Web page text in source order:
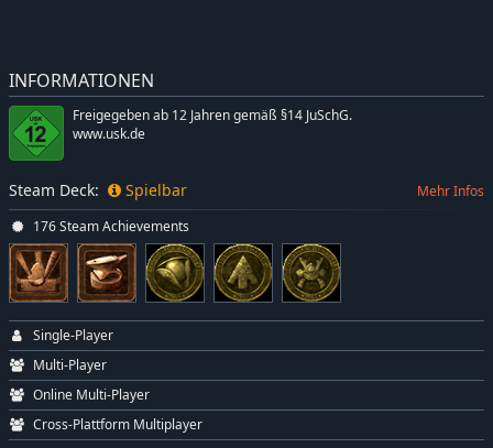
INFORMATIONEN
Freigegeben ab 12 Jahren gemäß §14 JuSchG.
www.usk.de
Steam Deck: Spielbar Mehr Infos
176 Steam Achievements
Single-Player
Multi-Player
Online Multi-Player
Cross-Plattform Multiplayer